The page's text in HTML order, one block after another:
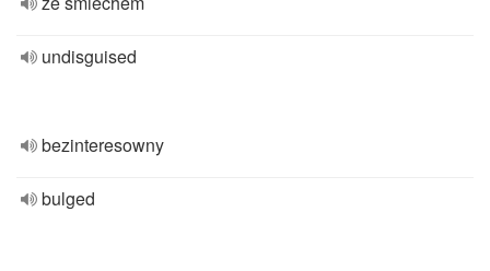
undisguised
bezinteresowny
bulged